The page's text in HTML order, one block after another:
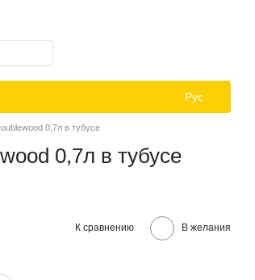
Рус
0,7л в тубусе
0,7л в тубусе
К сравнению В желания